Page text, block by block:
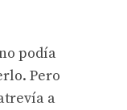
podía
Pero
a